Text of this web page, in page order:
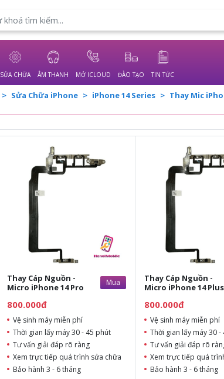
SỬA CHỮA ÂM THANH MỞ ICLOUD ĐÀO TẠO TIN TỨC
Sửa Chữa iPhone iPhone 14 Series Thay Mic
Thay Cáp Nguồn -
Micro iPhone 14 Pro
Mua
800.000đ
Vệ sinh máy miễn phí
Thời gian lấy máy 30 - 45 phút
Tư vấn giải đáp rõ ràng
Xem trực tiếp quá trình sửa chữa
Bảo hành 3 - 6 tháng
Thay Cáp Nguồn -
Micro iPhone 14 Plus
800.000đ
Vệ sinh máy miễn phí
Thời gian lấy máy 30 -
Tư vấn giải đáp rõ
Xem trực tiếp quá
Bảo hành 3 - 6 tháng